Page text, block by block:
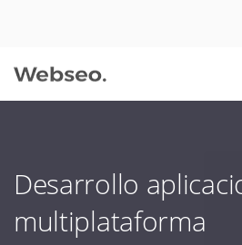
Desarrollo
multiplataforma
09:30 AM A 18:30 PM
soporte@webseo.cl